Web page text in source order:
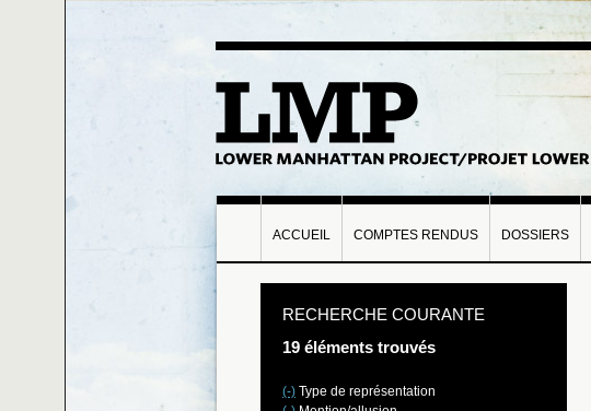
ACCUEIL COMPTES RENDUS DOSSIERS
RECHERCHE COURANTE
19 éléments trouvés
(-) Type de représentation